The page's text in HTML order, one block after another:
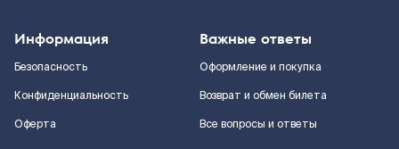
Информация
Безопасность
Конфиденциальность
Оферта
Важные ответы
Оформление и покупка
Возврат и обмен билета
Все вопросы и ответы